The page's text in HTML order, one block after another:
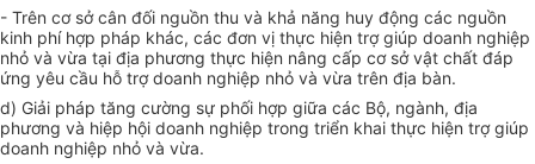
- Trên cơ sở cân đối nguồn thu và khả năng huy động các nguồn
kinh phí hợp pháp khác, các đơn vị thực hiện trợ giúp doanh nghiệp
nhỏ và vừa tại địa phương thực hiện nâng cấp cơ sở vật chất đáp
ứng yêu cầu hỗ trợ doanh nghiệp nhỏ và vừa trên địa bàn.
d) Giải pháp tăng cường sự phối hợp giữa các Bộ, ngành, địa
phương và hiệp hội doanh nghiệp trong triển khai thực hiện trợ giúp
doanh nghiệp nhỏ và vừa.